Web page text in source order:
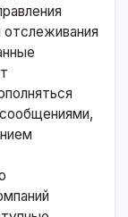
отслеживания